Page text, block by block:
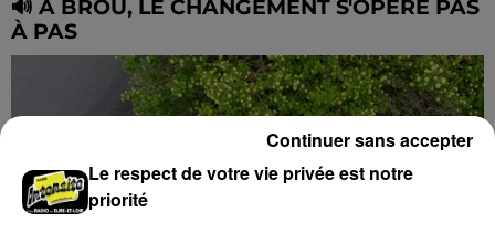
🔊 À BROU, LE CHANGEMENT S'OPÈRE PAS
À PAS
Le respect de votre vie privée est notre
priorité
Continuer sans accepter